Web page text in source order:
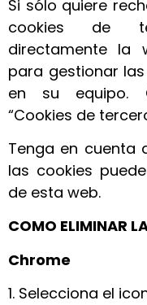
Si sólo quiere
cookies de
directamente la
para gestionar
en su equipo.
“Cookies de
Tenga en cuenta
las cookies
de esta web.
COMO ELIMINAR
Chrome
1. Selecciona el